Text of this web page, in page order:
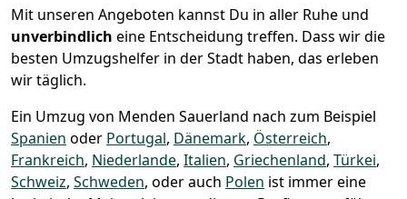
Mit unseren Angeboten kannst Du in aller Ruhe und
unverbindlich eine Entscheidung treffen. Dass wir die
besten Umzugshelfer in der Stadt haben, das erleben
wir täglich.
Ein Umzug von Menden Sauerland nach zum Beispiel
Spanien oder Portugal, Dänemark, Österreich,
Frankreich, Niederlande, Italien, Griechenland, Türkei,
Schweiz, Schweden, oder auch Polen ist immer eine